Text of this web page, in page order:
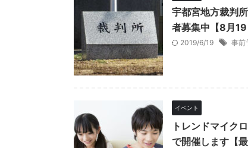
宇都宮地方裁判
者募集中【8月19
2019/6/19 事前
イベント
トレンドマイク
で開催します【